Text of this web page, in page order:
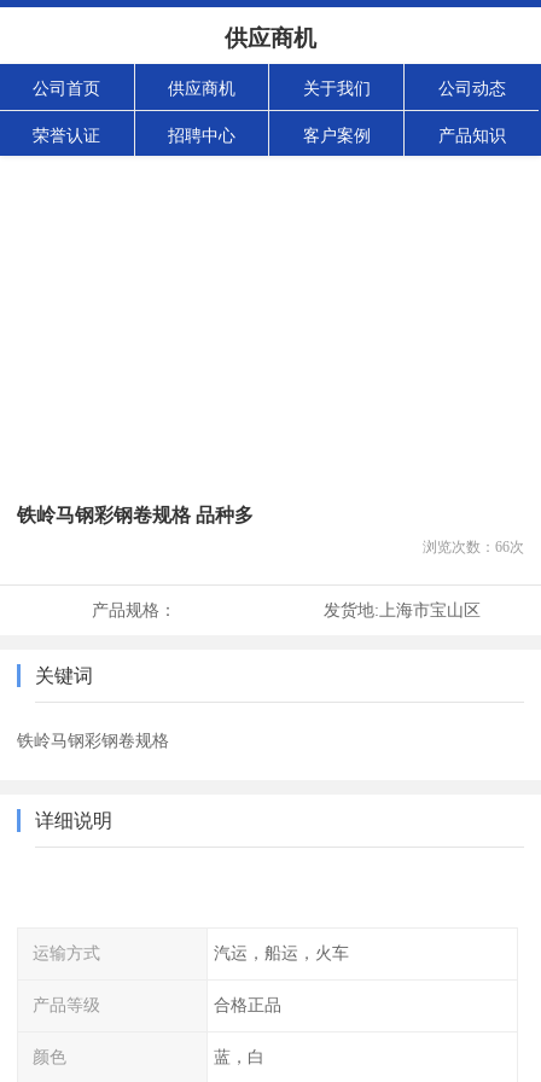
供应商机
公司首页 供应商机 关于我们 公司动态
荣誉认证 招聘中心 客户案例 产品知识
铁岭马钢彩钢卷规格 品种多
浏览次数： 66次
产品规格： 发货地: 上海市宝山区
关键词
铁岭马钢彩钢卷规格
详细说明
运输方式 汽运，船运，火车
产品等级 合格正品
颜色 蓝，白